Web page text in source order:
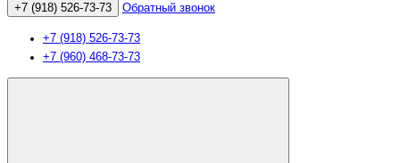
+7 (918) 526-73-73 Обратный звонок
+7 (918) 526-73-73
+7 (960) 468-73-73